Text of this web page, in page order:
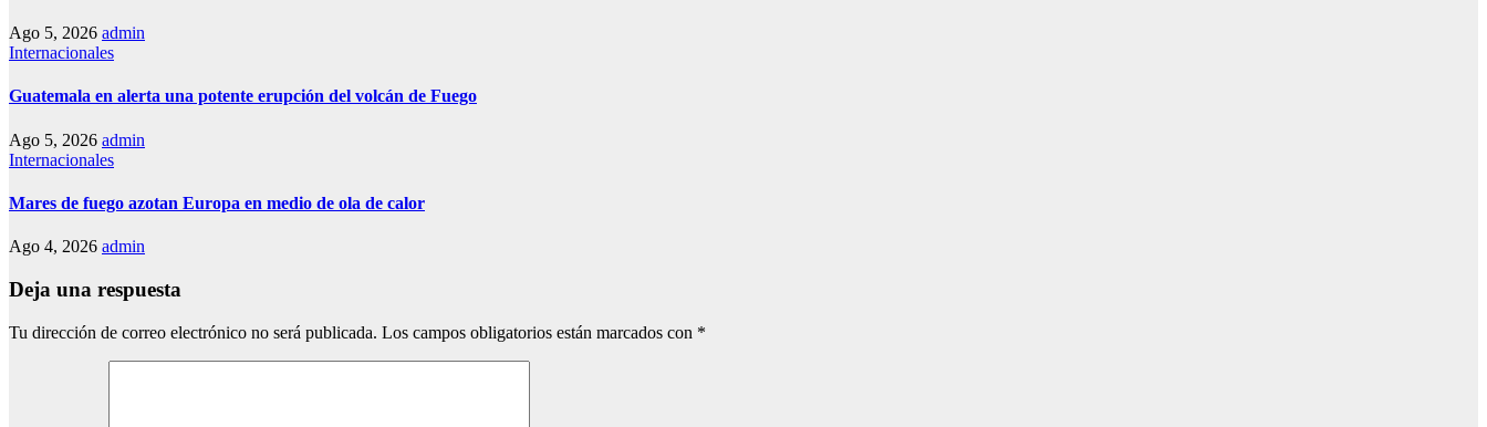
Ago 5, 2026 admin
Internacionales
Guatemala en alerta una potente erupción del volcán de Fuego
Ago 5, 2026 admin
Internacionales
Mares de fuego azotan Europa en medio de ola de calor
Ago 4, 2026 admin
Deja una respuesta
Tu dirección de correo electrónico no será publicada. Los campos obligatorios están marcados con *